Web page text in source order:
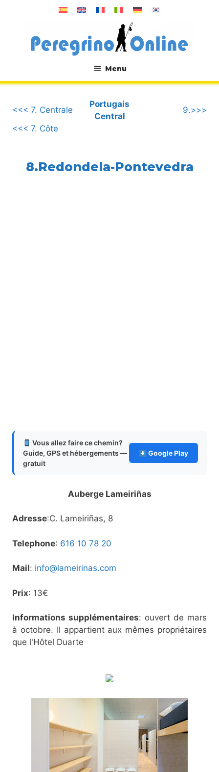
Menu
.
<<< 7. Centrale
Portugais
Central
9.>>>
<<< 7. Côte
8.Redondela-Pontevedra
Vous allez faire ce chemin?
Guide, GPS et hébergements —
gratuit
Google Play
Auberge Lameiriñas
Adresse:C. Lameiriñas, 8
Telephone: 616 10 78 20
Mail: info@lameirinas.com
Prix: 13€
Informations supplémentaires: ouvert de mars
à octobre. Il appartient aux mêmes propriétaires
que l'Hôtel Duarte